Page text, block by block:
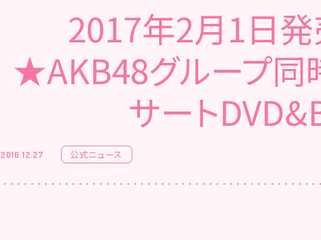
2017年2月1日
★AKB48グループ同
サート
2016.12.27 公式ニュース